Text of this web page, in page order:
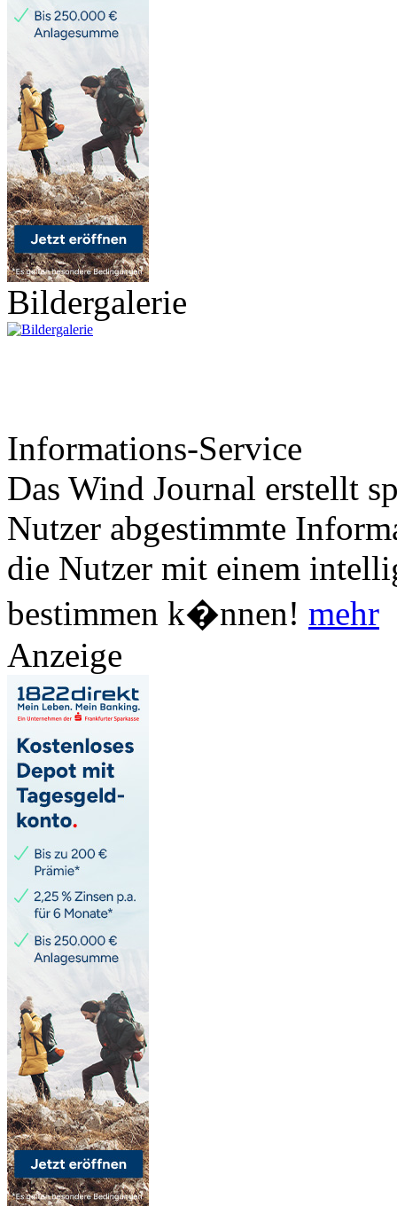
Bildergalerie
Informations-Service
Das Wind Journal erstellt
Nutzer abgestimmte
die Nutzer mit einem
bestimmen k�nnen! mehr
Anzeige